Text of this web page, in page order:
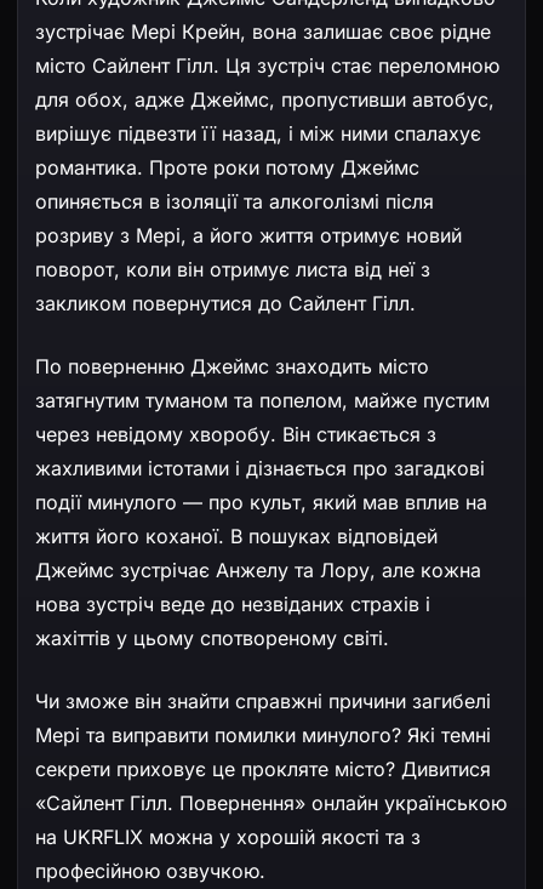
зустрічає Мері Крейн, вона залишає своє рідне
місто Сайлент Гілл. Ця зустріч стає переломною
для обох, адже Джеймс, пропустивши автобус,
вирішує підвезти її назад, і між ними спалахує
романтика. Проте роки потому Джеймс
опиняється в ізоляції та алкоголізмі після
розриву з Мері, а його життя отримує новий
поворот, коли він отримує листа від неї з
закликом повернутися до Сайлент Гілл.
По поверненню Джеймс знаходить місто
затягнутим туманом та попелом, майже пустим
через невідому хворобу. Він стикається з
жахливими істотами і дізнається про загадкові
події минулого — про культ, який мав вплив на
життя його коханої. В пошуках відповідей
Джеймс зустрічає Анжелу та Лору, але кожна
нова зустріч веде до незвіданих страхів і
жахіттів у цьому спотвореному світі.
Чи зможе він знайти справжні причини загибелі
Мері та виправити помилки минулого? Які темні
секрети приховує це прокляте місто? Дивитися
«Сайлент Гілл. Повернення» онлайн українською
на UKRFLIX можна у хорошій якості та з
професійною озвучкою.